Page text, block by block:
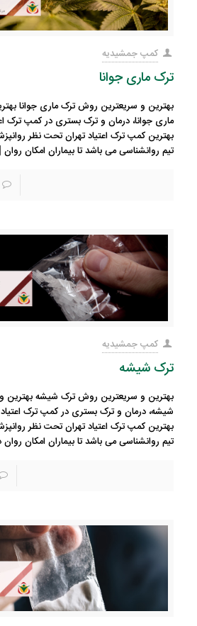
کمپ جمشیدیه
ترک ماری جوانا
بهترین و سریعترین روش ترک ماری جوانا
ماری جوانا، درمان و ترک بستری در کمپ ترک
بهترین کمپ ترک اعتیاد تهران تحت نظر
تیم روانشناسی می باشد تا بیماران امکان روان
کمپ جمشیدیه
ترک شیشه
بهترین و سریعترین روش ترک شیشه
شیشه، درمان و ترک بستری در کمپ ترک
بهترین کمپ ترک اعتیاد تهران تحت نظر
تیم روانشناسی می باشد تا بیماران امکان روان